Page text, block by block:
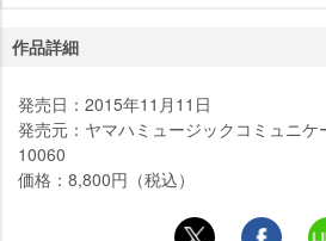
作品詳細
発売日：2015年11月11日
発売元：ヤマハミュージックコミュニケ
10060
価格：8,800円（税込）